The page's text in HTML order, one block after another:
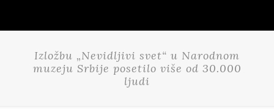
Izložbu „Nevidljivi svet“ u Narodnom
muzeju Srbije posetilo više od 30.000
ljudi